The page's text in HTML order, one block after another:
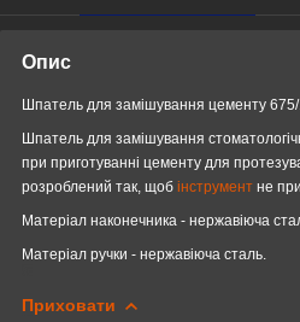
Опис
Шпатель для замішування цементу 675/
Шпатель для замішування
при приготуванні цементу для
розроблений так, щоб інструмент не
Матеріал наконечника - нержавіюча
Матеріал ручки - нержавіюча сталь.
Приховати